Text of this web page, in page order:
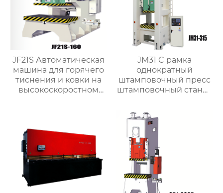
JF21S Автоматическая
машина для горячего
тиснения и ковки на
высокоскоростном
JM31 C рамка
однократный
штамповочный пресс
штамповочный станок